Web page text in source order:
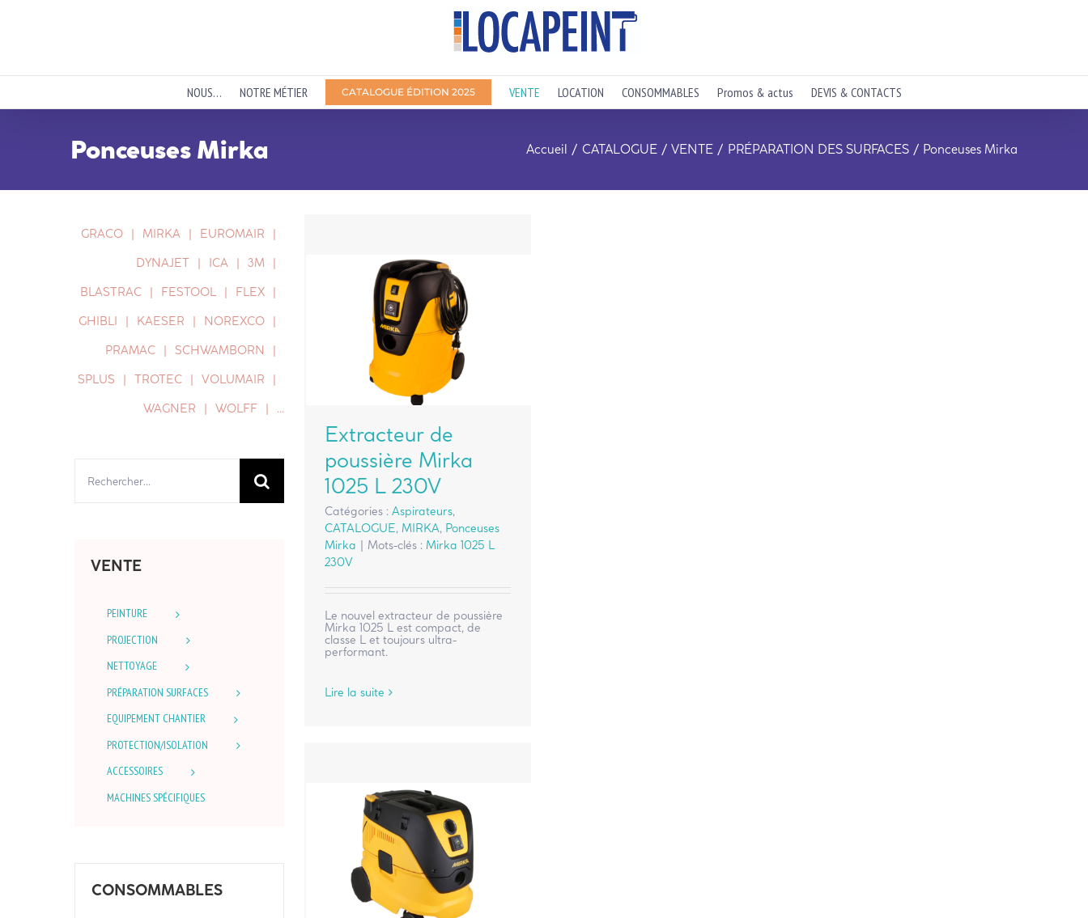
NOUS… NOTRE MÉTIER CATALOGUE ÉDITION 2025 VENTE LOCATION CONSOMMABLES Promos & actus DEVIS & CONTACTS
Ponceuses Mirka Accueil CATALOGUE VENTE PRÉPARATION DES SURFACES Ponceuses Mirka
Extracteur de
poussière Mirka
1025 L 230V
Catégories :Aspirateurs,
CATALOGUE, MIRKA, Ponceuses
Mirka | Mots-clés : Mirka 1025 L
230V
Le nouvel extracteur de poussière
Mirka 1025 L est compact, de
classe L et toujours ultra-
performant.
Lire la suite
GRACO MIRKA
EUROMAIR
DYNAJET
ICA
3M
BLASTRAC
FESTOOL
FLEX
GHIBLI
KAESER
NOREXCO
PRAMAC
SCHWAMBORN
SPLUS
TROTEC
VOLUMAIR
WAGNER
WOLFF …
VENTE
PEINTURE
PROJECTION
NETTOYAGE
PRÉPARATION SURFACES
EQUIPEMENT CHANTIER
PROTECTION/ISOLATION
ACCESSOIRES
MACHINES SPÉCIFIQUES
CONSOMMABLES